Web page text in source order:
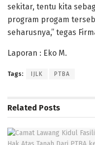
sekitar, tentu kita
program progam
seharusnya,” tegas
Laporan : Eko M.
Tags: IJLK PTBA
Related Posts